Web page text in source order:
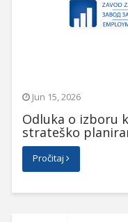
Jun 15, 2026
Odluka o izboru
strateško
Pročitaj